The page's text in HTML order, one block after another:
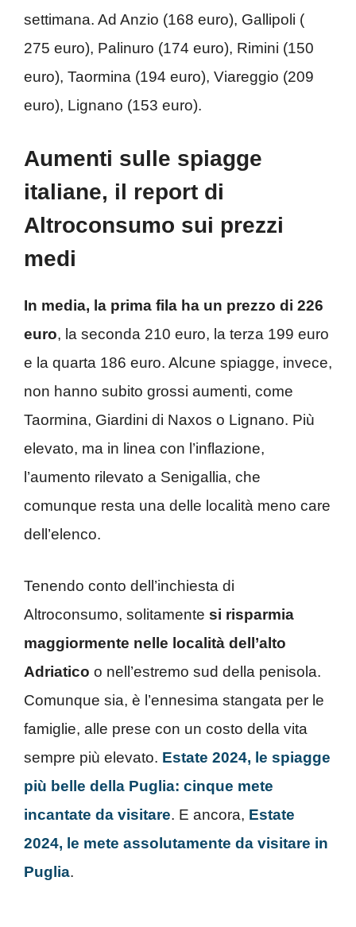
settimana. Ad Anzio (168 euro), Gallipoli (
275 euro), Palinuro (174 euro), Rimini (150
euro), Taormina (194 euro), Viareggio (209
euro), Lignano (153 euro).
Aumenti sulle spiagge
italiane, il report di
Altroconsumo sui prezzi
medi
In media, la prima fila ha un prezzo di 226
euro, la seconda 210 euro, la terza 199 euro
e la quarta 186 euro. Alcune spiagge, invece,
non hanno subito grossi aumenti, come
Taormina, Giardini di Naxos o Lignano. Più
elevato, ma in linea con l’inflazione,
l’aumento rilevato a Senigallia, che
comunque resta una delle località meno care
dell’elenco.
Tenendo conto dell’inchiesta di
Altroconsumo, solitamente si risparmia
maggiormente nelle località dell’alto
Adriatico o nell’estremo sud della penisola.
Comunque sia, è l’ennesima stangata per le
famiglie, alle prese con un costo della vita
sempre più elevato. Estate 2024, le spiagge
più belle della Puglia: cinque mete
incantate da visitare. E ancora, Estate
2024, le mete assolutamente da visitare in
Puglia.